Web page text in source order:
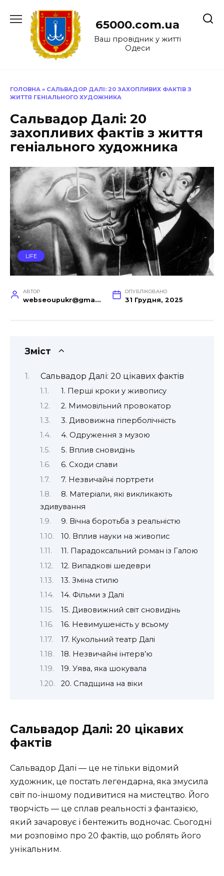
до
65000.com.ua
Ваш провідник у житті
Одеси
ГОЛОВНА » САЛЬВАДОР ДАЛІ: 20 ЗАХОПЛИВИХ ФАКТІВ З
ЖИТТЯ ГЕНІАЛЬНОГО ХУДОЖНИКА
Сальвадор Далі: 20
захопливих фактів з життя
геніального художника
LIFE
АВТОР
webseoupukr@gmail.com
ОПУБЛІКОВАНО
31 Грудня, 2025
Зміст
Сальвадор Далі: 20 цікавих фактів
1. Перші кроки у живопису
2. Мимовільний провокатор
3. Дивовижна гіперболічність
4. Одруження з музою
5. Вплив сновидінь
6. Сходи слави
7. Незвичайні портрети
8. Матеріали, які викликають
здивування
9. Вічна боротьба з реальністю
10. Вплив науки на живопис
11. Парадоксальний роман із Галою
12. Випадкові шедеври
13. Зміна стилю
14. Фільми з Далі
15. Дивовижний світ сновидінь
16. Невимушеність у всьому
17. Кукольний театр Далі
18. Незвичайні інтерв’ю
19. Уява, яка шокувала
20. Спадщина на віки
Сальвадор Далі: 20 цікавих
фактів
Сальвадор Далі — це не тільки відомий
художник, це постать легендарна, яка змусила
світ по-іншому подивитися на мистецтво. Його
творчість — це сплав реальності з фантазією,
який зачаровує і бентежить водночас. Сьогодні
ми розповімо про 20 фактів, що роблять його
унікальним.